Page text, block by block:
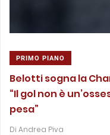
PRIMO PIANO
Belotti sogna la
“Il gol non è
pesa”
Di Andrea Piva